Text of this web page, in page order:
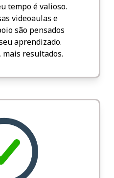
tempo é valioso.
videoaulas e
são pensados
aprendizado.
mais resultados.